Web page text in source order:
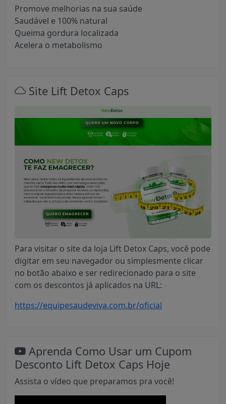
Promove melhorias na sua saúde
Saudável e 100% natural
Queima gordura localizada
Acelera o metabolismo
Site Lift Detox Caps
Para visitar o site da loja Lift Detox Caps, você pode
digitar em seu navegador ou simplesmente clicar
no botão abaixo e ser redirecionado para o site
com os descontos já aplicados na URL:
https://equipesaudeviva.com.br/oficial
Aprenda Como Usar um Cupom
Desconto Lift Detox Caps Hoje
Assista o vídeo que preparamos pra você!